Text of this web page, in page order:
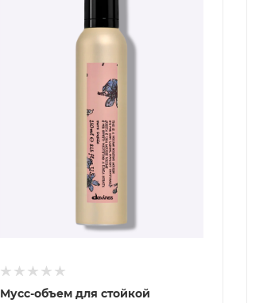
Мусс-объем для стойкой